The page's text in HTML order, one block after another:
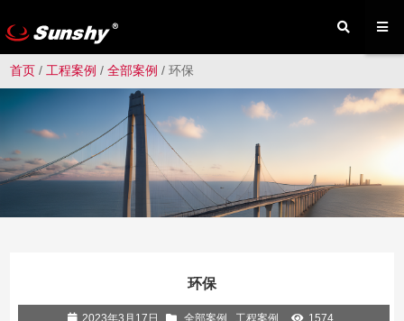
首页 / 工程案例 /全部案例 / 环保
环保
2023年3月17日 全部案例 工程案例 1574